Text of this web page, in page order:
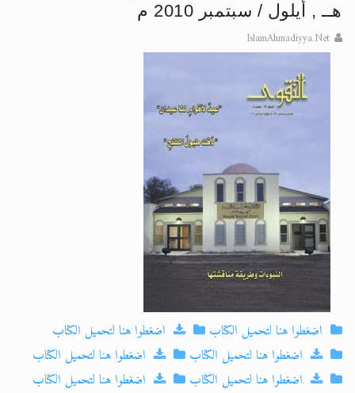
اقرأ هذا الكتاب وتعرّف على حقيقة
الحجّ.. دلالات، حِكم، وأهداف >> المزيد
اقرأ هذا المقال في أهمية عيد
هــ , أيلول / سبتمبر 2010 م
IslamAhmadiyya.Net
اضغطوا هنا لتحميل الكتاب
اضغطوا هنا لتحميل الكتاب
اضغطوا هنا لتحميل الكتاب
اضغطوا هنا لتحميل الكتاب
اضغطوا هنا لتحميل الكتاب
اضغطوا هنا لتحميل الكتاب